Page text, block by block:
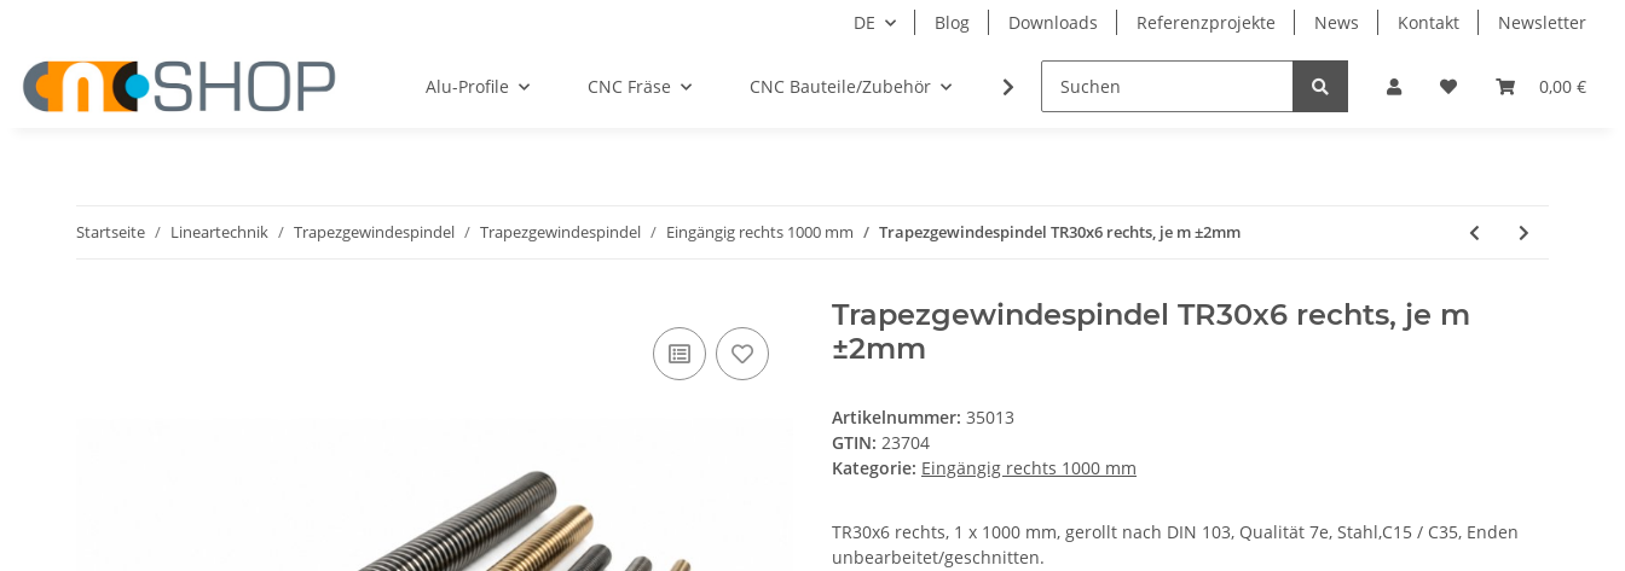
DE Blog Downloads Referenzprojekte News Kontakt Newsletter
0,00 €
Alu-Profile CNC Fräse CNC Bauteile/Zubehör Elektro Lagertechnik Lineartechnik
Startseite Lineartechnik Trapezgewindespindel Trapezgewindespindel Eingängig rechts 1000 mm Trapezgewindespindel TR30x6 rechts, je m ±2mm
Trapezgewindespindel TR30x6 rechts, je m
±2mm
Artikelnummer: 35013
GTIN: 23704
Kategorie: Eingängig rechts 1000 mm
TR30x6 rechts, 1 x 1000 mm, gerollt nach DIN 103, Qualität 7e, Stahl,C15 / C35, Enden
unbearbeitet/geschnitten.